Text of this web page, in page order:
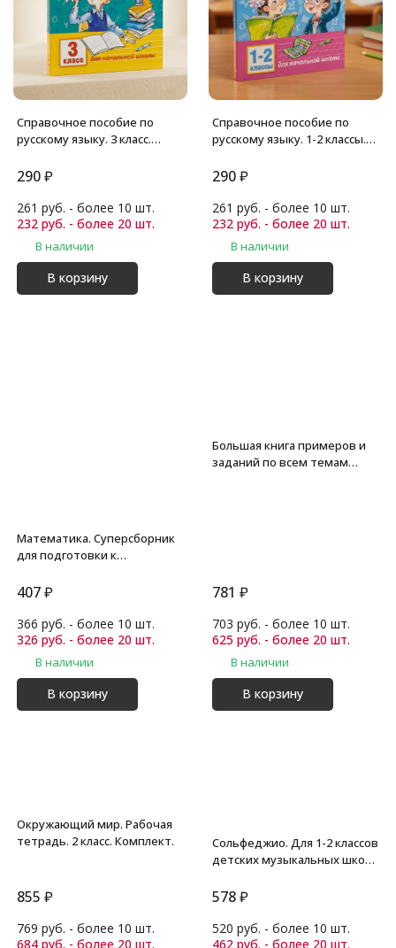
Справочное пособие по
русскому языку. 3 класс.
290₽
261 руб. - более 10 шт.
232 руб. - более 20 шт.
В наличии
В корзину
Справочное пособие по
русскому языку. 1-2 классы.
290₽
261 руб. - более 10 шт.
232 руб. - более 20 шт.
В наличии
В корзину
Математика. Суперсборник
для подготовки к
проверочным работам. 4
ВПР. Суперсборник для
подготовки к Всероссийским
проверочным работам
407₽
366 руб. - более 10 шт.
326 руб. - более 20 шт.
В наличии
В корзину
Большая книга примеров и
заданий по всем темам
781 ₽
703 руб. - более 10 шт.
625 руб. - более 20 шт.
В наличии
В корзину
Окружающий мир. Рабочая
тетрадь. 2 класс. Комплект.
855 ₽
769 руб. - более 10 шт.
684 руб. - более 20 шт.
Сольфеджио. Для 1-2 классов
детских музыкальных школ.
578₽
520 руб. - более 10 шт.
462 руб. - более 20 шт.